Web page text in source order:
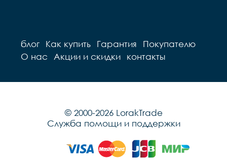
блог Как купить Гарантия
Покупателю
О нас
Акции и скидки контакты
© 2000-2026 LorakTrade
Служба помощи и поддержки